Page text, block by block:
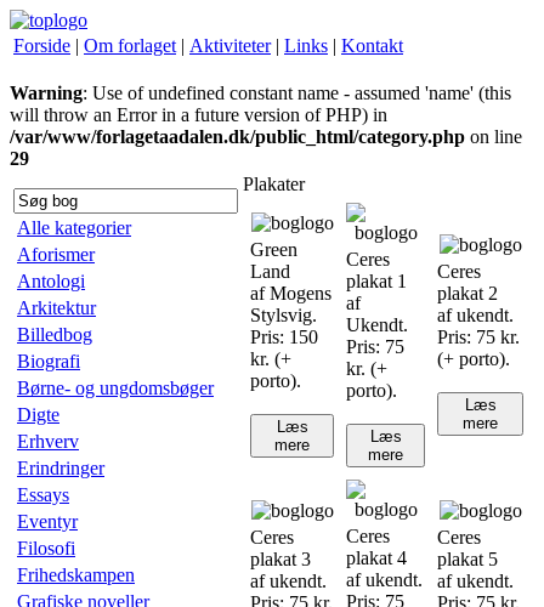
Forside | Om forlaget | Aktiviteter | Links | Kontakt
Warning: Use of undefined constant name - assumed 'name' (this
will throw an Error in a future version of PHP) in
/var/www/forlagetaadalen.dk/public_html/category.php on line
29
Alle kategorier
Aforismer
Antologi
Arkitektur
Billedbog
Biografi
Børne- og ungdomsbøger
Digte
Erhverv
Erindringer
Essays
Eventyr
Filosofi
Frihedskampen
Grafiske noveller
Plakater
Green
Land
af Mogens
Stylsvig.
Pris: 150
kr. (+
porto).
Læs
mere
Ceres
plakat 1
af
Ukendt.
Pris: 75
kr. (+
porto).
Læs
mere
Ceres
plakat 2
af ukendt.
Pris: 75 kr.
(+ porto).
Læs
mere
Ceres
plakat 3
af ukendt.
Pris: 75 kr.
Ceres
plakat 4
af ukendt.
Pris: 75
Ceres
plakat 5
af ukendt.
Pris: 75 kr.